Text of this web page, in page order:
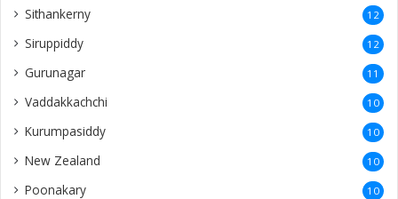
Sithankerny 12
Siruppiddy 12
Gurunagar 11
Vaddakkachchi 10
Kurumpasiddy 10
New Zealand 10
Poonakary 10